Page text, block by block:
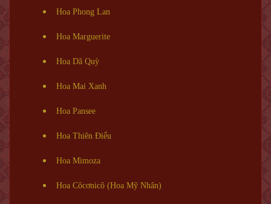
Hoa Phong Lan
Hoa Marguerite
Hoa Dã Quỳ
Hoa Mai Xanh
Hoa Pansee
Hoa Thiên Điểu
Hoa Mimoza
Hoa Côcơnicô (Hoa Mỹ Nhân)